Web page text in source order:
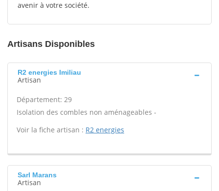
avenir à votre société.
Artisans Disponibles
R2 energies Imiliau
Artisan
Département: 29
Isolation des combles non aménageables -
Voir la fiche artisan : R2 energies
Sarl Marans
Artisan